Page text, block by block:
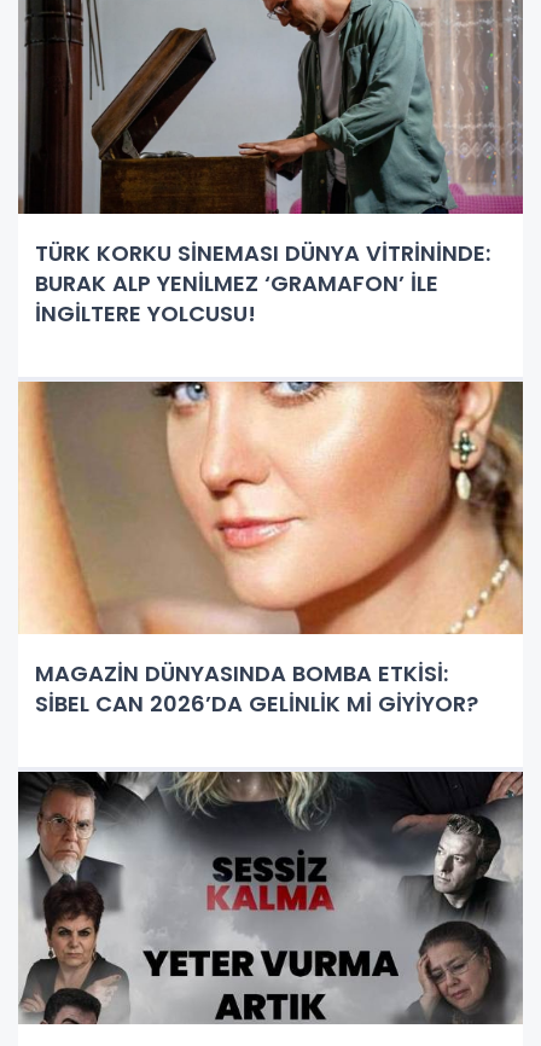
TÜRK KORKU SİNEMASI DÜNYA VİTRİNİNDE:
BURAK ALP YENİLMEZ ‘GRAMAFON’ İLE
İNGİLTERE YOLCUSU!
MAGAZİN DÜNYASINDA BOMBA ETKİSİ:
SİBEL CAN 2026’DA GELİNLİK Mİ GİYİYOR?